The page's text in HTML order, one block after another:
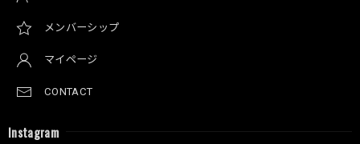
メンバーシップ
マイページ
CONTACT
Instagram